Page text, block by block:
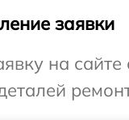
заявки
на